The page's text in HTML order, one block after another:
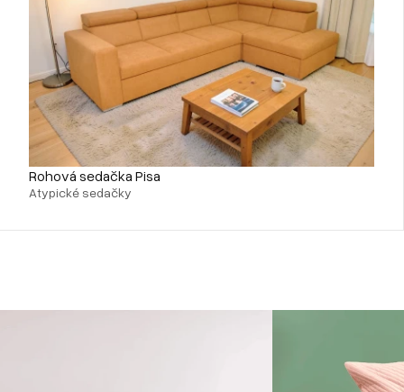
Rohová sedačka Pisa
Atypické sedačky